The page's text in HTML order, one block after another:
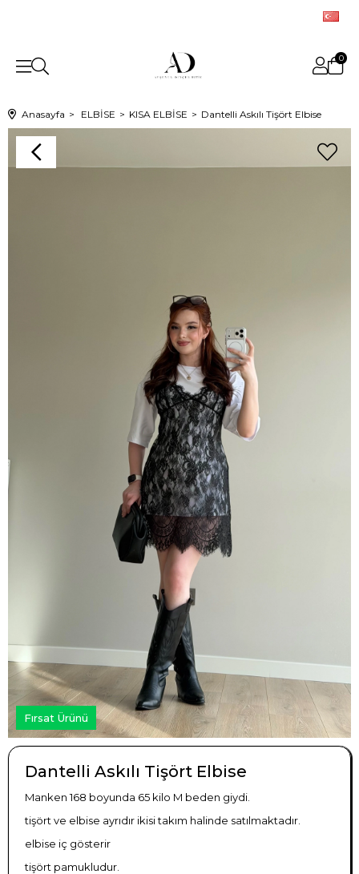
0
Anasayfa ELBİSE KISA ELBİSE Dantelli Askılı Tişört Elbise
Fırsat Ürünü
Dantelli Askılı Tişört Elbise
Manken 168 boyunda 65 kilo M beden giydi.
tişört ve elbise ayrıdır ikisi takım halinde satılmaktadır.
elbise iç gösterir
tişört pamukludur.